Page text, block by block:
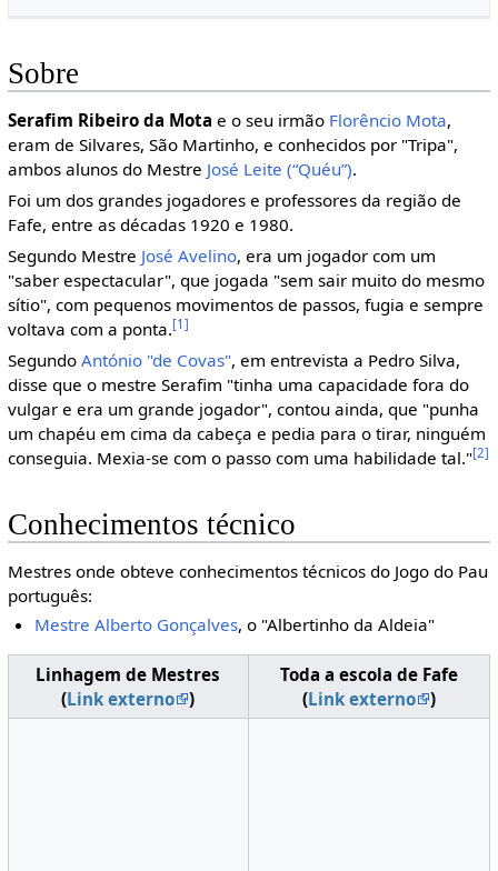
Sobre
Serafim Ribeiro da Mota e o seu irmão Florêncio Mota,
eram de Silvares, São Martinho, e conhecidos por "Tripa",
ambos alunos do Mestre José Leite (“Quéu”).
Foi um dos grandes jogadores e professores da região de
Fafe, entre as décadas 1920 e 1980.
Segundo Mestre José Avelino, era um jogador com um
"saber espectacular", que jogada "sem sair muito do mesmo
sítio", com pequenos movimentos de passos, fugia e sempre
voltava com a ponta.[1]
Segundo António "de Covas", em entrevista a Pedro Silva,
disse que o mestre Serafim "tinha uma capacidade fora do
vulgar e era um grande jogador", contou ainda, que "punha
um chapéu em cima da cabeça e pedia para o tirar, ninguém
conseguia. Mexia-se com o passo com uma habilidade tal."[2]
Conhecimentos técnico
Mestres onde obteve conhecimentos técnicos do Jogo do Pau
português:
Mestre Alberto Gonçalves, o "Albertinho da Aldeia"
Linhagem de Mestres
(Link externo )
Toda a escola de Fafe
(Link externo )